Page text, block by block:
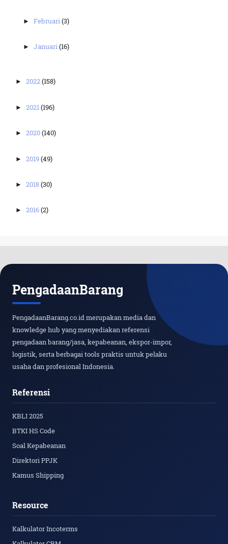
►Februari(3)
►Januari(16)
► 2022(158)
► 2021 (196)
► 2020(140)
► 2019(49)
► 2018(30)
► 2016(2)
PengadaanBarang
PengadaanBarang.co.id merupakan media dan
knowledge hub yang menyediakan referensi
pengadaan barang/jasa, kepabeanan, ekspor-impor,
logistik, serta berbagai tools praktis untuk pelaku
usaha dan profesional Indonesia.
Referensi
KBLI 2025
BTKI HS Code
Soal Kepabeanan
Direktori PPJK
Kamus Shipping
Resource
Kalkulator Incoterms